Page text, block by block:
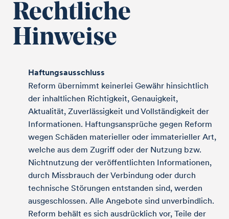
Rechtliche
Hinweise
Haftungsausschluss
Reform übernimmt keinerlei Gewähr hinsichtlich
der inhaltlichen Richtigkeit, Genauigkeit,
Aktualität, Zuverlässigkeit und Vollständigkeit der
Informationen. Haftungsansprüche gegen Reform
wegen Schäden materieller oder immaterieller Art,
welche aus dem Zugriff oder der Nutzung bzw.
Nichtnutzung der veröffentlichten Informationen,
durch Missbrauch der Verbindung oder durch
technische Störungen entstanden sind, werden
ausgeschlossen. Alle Angebote sind unverbindlich.
Reform behält es sich ausdrücklich vor, Teile der